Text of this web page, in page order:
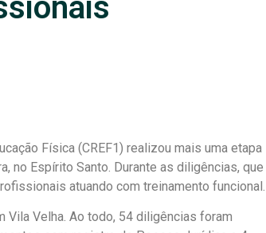
Física (CREF1) realizou mais uma etapa
no Espírito Santo. Durante as diligências, que
atuando com treinamento funcional.
Vila Velha. Ao todo, 54 diligências foram